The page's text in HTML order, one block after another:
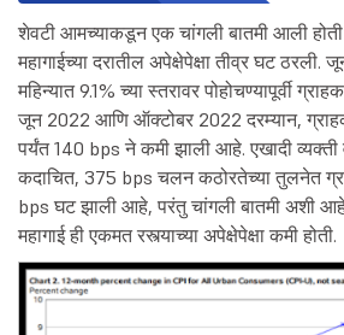
शेवटी आमच्याकडून एक चांगली बातमी आली होती
महागाईच्या दरातील अपेक्षेपेक्षा तीव्र घट
महिन्यात 9.1% च्या स्तरावर पोहोचण्यापूर्वी
जून 2022 आणि ऑक्टोबर 2022 दरम्यान,
पर्यंत 140 bps ने कमी झाली आहे. एखादी
कदाचित, 375 bps चलन कठोरतेच्या तुलनेत
bps घट झाली आहे, परंतु चांगली बातमी अशी
महागाई ही एकमत रस्त्याच्या अपेक्षेपेक्षा कमी होती.